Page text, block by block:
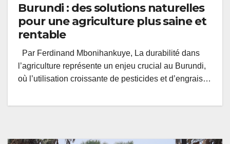
Burundi : des solutions naturelles
pour une agriculture plus saine et
rentable
Par Ferdinand Mbonihankuye, La durabilité dans
l’agriculture représente un enjeu crucial au Burundi,
où l’utilisation croissante de pesticides et d’engrais…